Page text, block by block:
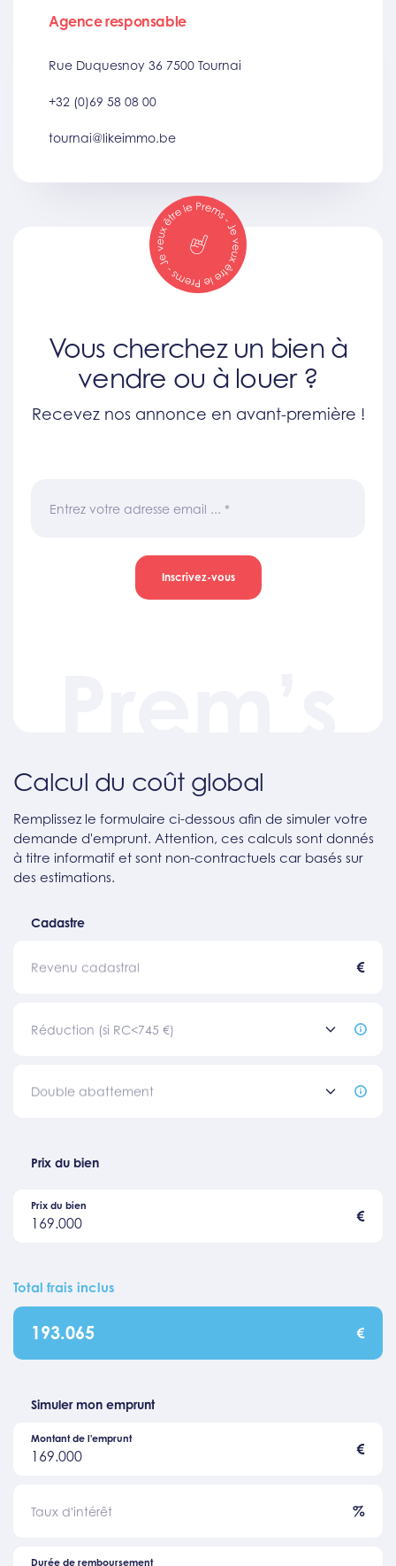
Agence responsable
Rue Duquesnoy 36 7500 Tournai
+32 (0)69 58 08 00
tournai@likeimmo.be
Vous cherchez un bien à
vendre ou à louer ?
Recevez nos annonce en avant-première !
Entrez votre adresse email ... *
Inscrivez-vous
Calcul du coût global
Remplissez le formulaire ci-dessous afin de simuler votre
demande d'emprunt. Attention, ces calculs sont donnés
à titre informatif et sont non-contractuels car basés sur
des estimations.
Cadastre
Revenu cadastral €
Réduction (si RC<745 €)
Double abattement
Prix du bien
169.000
Prix du bien
€
Total frais inclus
193.065 €
Simuler mon emprunt
169.000
Montant de l'emprunt
€
Taux d'intérêt %
Durée de remboursement